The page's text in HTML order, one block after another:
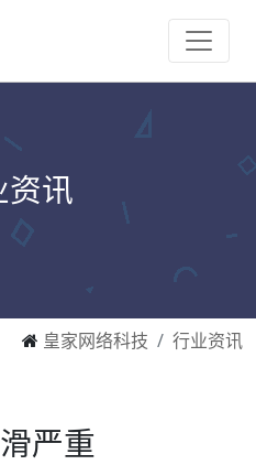
资讯
皇家网络科技 行业资讯
严重